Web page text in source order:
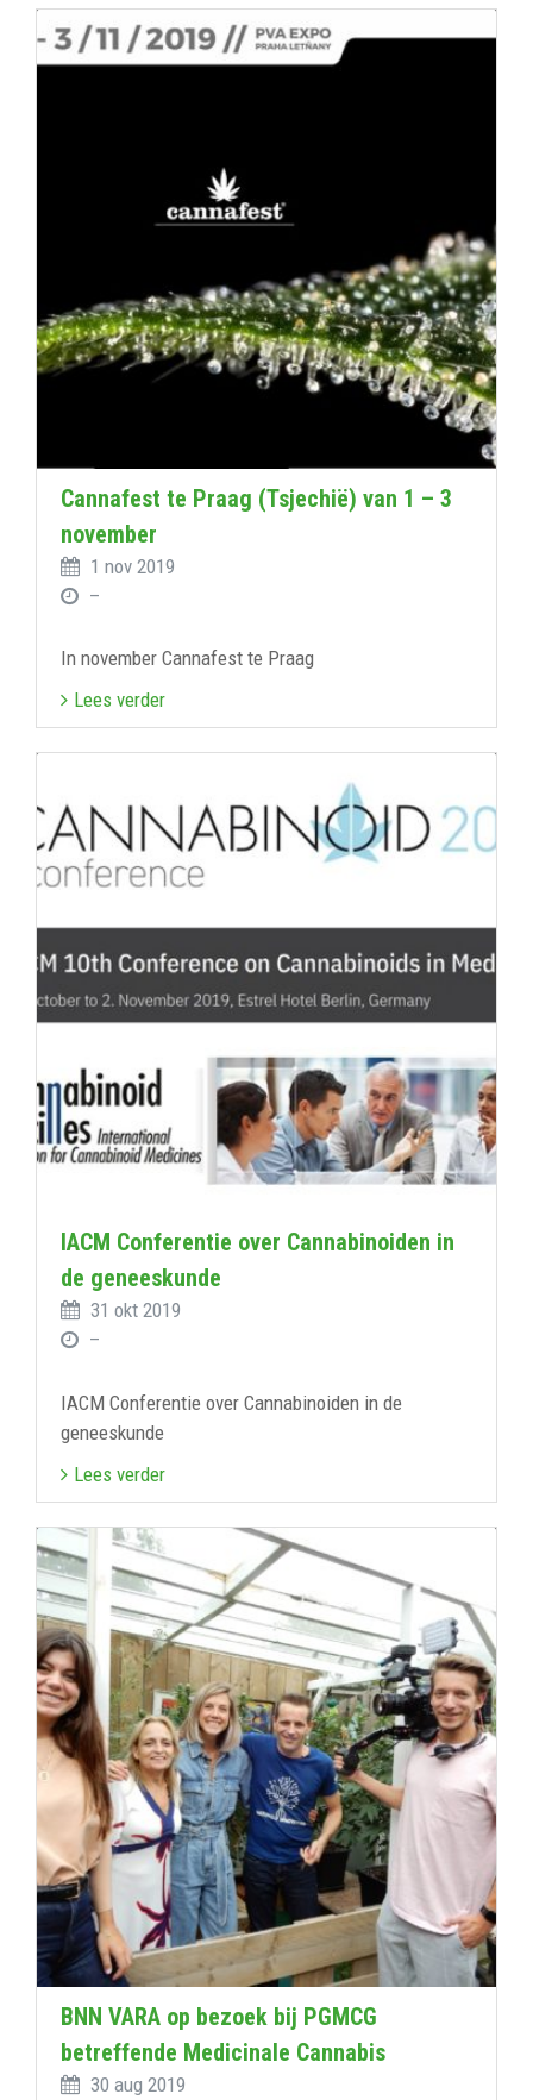
Cannafest te Praag (Tsjechië) van 1 – 3
november
1 nov 2019
–
In november Cannafest te Praag
Lees verder
IACM Conferentie over Cannabinoiden in
de geneeskunde
31 okt 2019
–
IACM Conferentie over Cannabinoiden in de
geneeskunde
Lees verder
BNN VARA op bezoek bij PGMCG
betreffende Medicinale Cannabis
30 aug 2019